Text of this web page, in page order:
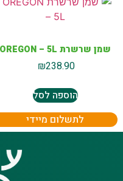
שמן שרשרת OREGON – 5L
₪238.90
הוספה לסל
לתשלום מיידי